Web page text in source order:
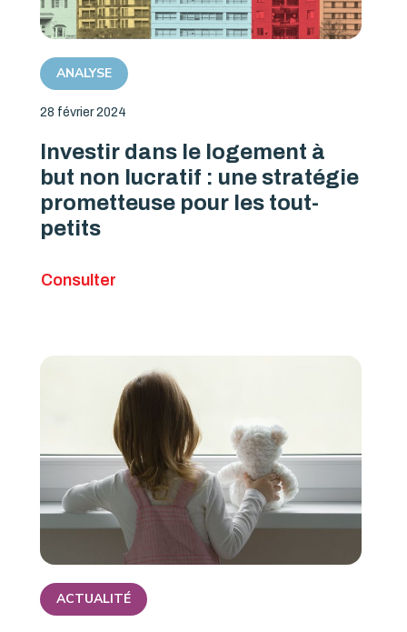
ANALYSE
28 février 2024
Investir dans le logement à
but non lucratif : une stratégie
prometteuse pour les tout-
petits
Consulter
ACTUALITÉ